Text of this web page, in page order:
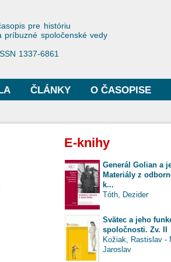
Historiae
pre históriu
príbuzné spoločenské vedy
1337-6861
ČLÁNKY O ČASOPISE
E-knihy
Generál Golian a
Materiály z
k...
Tóth, Dezider
Svätec a jeho
spoločnosti. Zv. II
Kožiak, Rastislav -
Jaroslav